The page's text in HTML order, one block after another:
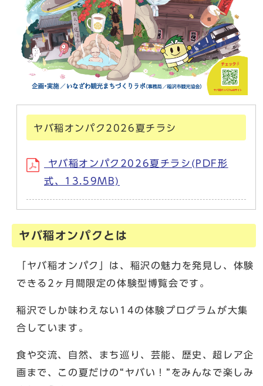
ヤバ稲オンパク2026夏チラシ
ヤバ稲オンパク2026夏チラシ(PDF形
式、13.59MB)
ヤバ稲オンパクとは
「ヤバ稲オンパク」は、稲沢の魅力を発見し、体験
できる2ヶ月間限定の体験型博覧会です。
稲沢でしか味わえない14の体験プログラムが大集
合しています。
食や交流、自然、まち巡り、芸能、歴史、超レア企
画まで、この夏だけの“ヤバい！”をみんなで楽しみ